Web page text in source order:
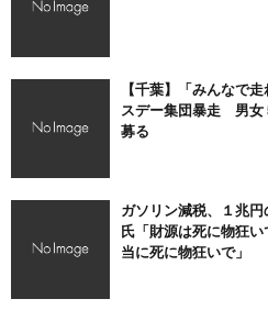
【千葉】「みんなで
スデー集団暴走 男
募る
ガソリン減税、１兆
氏「財源は死に物狂
当に死に物狂いで」